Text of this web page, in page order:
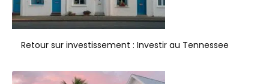
Retour sur investissement : Investir au Tennessee